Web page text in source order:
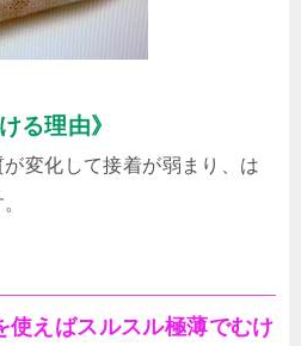
る理由》
変化して接着が弱まり、は
使えばスルスル極薄でむけ